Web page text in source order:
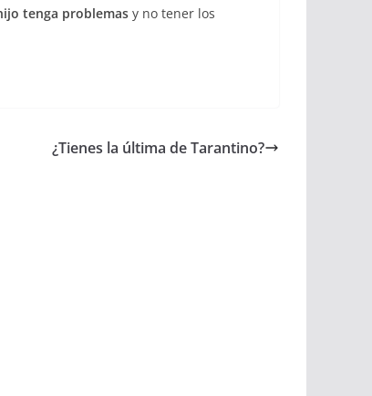
tenga problemas y no tener los
¿Tienes la última de Tarantino?